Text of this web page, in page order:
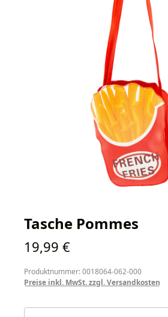
Tasche Pommes
Regulärer Preis:
19,99 €
Produktnummer: 0018064-062-000
Preise inkl. MwSt. zzgl. Versandkosten